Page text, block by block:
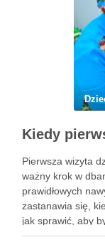
Pierwsza wizyta
ważny krok w
prawidłowych
zastanawia się,
jak sprawić, aby
doświadczeniem.